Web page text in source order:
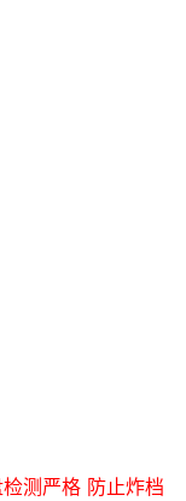
测严格 防止炸档